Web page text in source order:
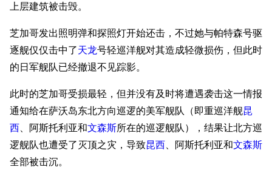
上层建筑被击毁。
芝加哥发出照明弹和探照灯开始还击，不过她与帕特森号驱
逐舰仅仅击中了天龙号轻巡洋舰对其造成轻微损伤，但此时
的日军舰队已经撤退不见踪影。
此时的芝加哥受损最轻，但并没有及时将遭遇袭击这一情报
通知给在萨沃岛东北方向巡逻的美军舰队（即重巡洋舰昆
西、阿斯托利亚和文森斯所在的巡逻舰队），结果让北方巡
逻舰队也遭受了灭顶之灾，导致昆西、阿斯托利亚和文森斯
全部被击沉。